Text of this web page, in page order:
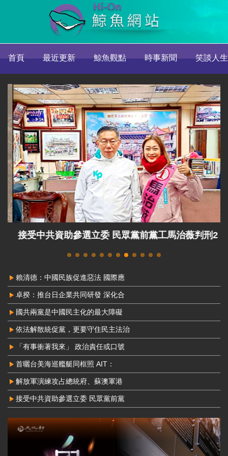
首頁 最近更新 鯨魚觀點 時事新聞 笑談人生
接受中共資助參選立委 民眾黨前黨工馬治薇判刑2
賴清德：中國民族促進惡法 國際應
卓揆：推台日企業共同研發 深化合
國共兩黨是中國民主化的最大障礙
依法解散統促黨，更要守住民主法治
「有事衝著我來」 政治責任或口號
首曬台美海巡艦艇同框照 AIT：
解放軍演練攻占總統府、蘇澳軍港
接受中共資助參選立委 民眾黨前黨